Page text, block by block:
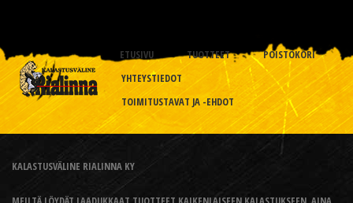
ETUSIVU TUOTTEET
POISTOKORI
YHTEYSTIEDOT
TOIMITUSTAVAT JA -EHDOT
KALASTUSVÄLINE RIALINNA KY